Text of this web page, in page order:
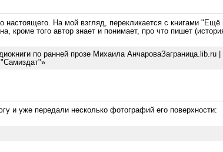
На мой взгляд, перекликается с книгами
того автор знает и понимает, про что пишет
по ранней прозе Михаила АнчароваЗаграница.lib.ru
и уже передали несколько фотографий его поверхности: